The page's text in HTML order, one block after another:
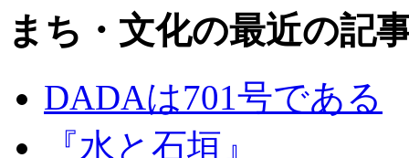
まち・文化の最近の記
DADAは701号である
『水と石垣』